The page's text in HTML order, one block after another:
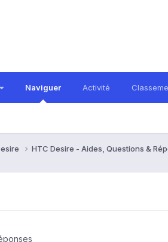
Naviguer Activité
HTC Desire - Aides, Questions &